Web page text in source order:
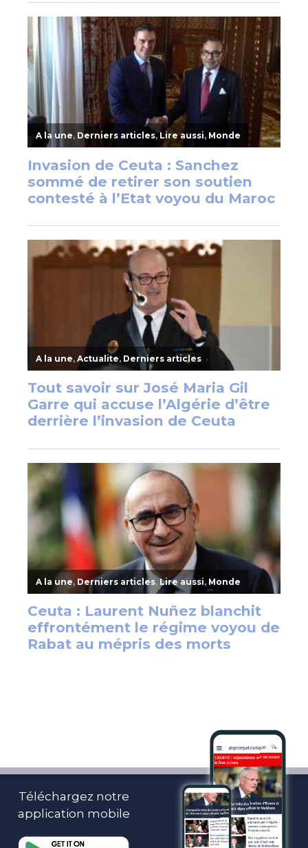
Téléchargez notre
application mobile